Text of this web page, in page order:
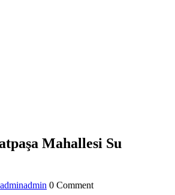
Mahallesi Su
adminadmin 0 Comment